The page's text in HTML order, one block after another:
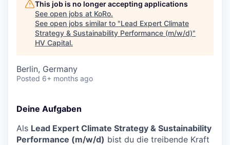
This job is no longer accepting applications
See open jobs at KoRo.
See open jobs similar to "Lead Expert Climate
Strategy & Sustainability Performance (m/w/d)"
HV Capital.
Berlin, Germany
Posted 6+ months ago
Deine Aufgaben
Als Lead Expert Climate Strategy & Sustainability
Performance (m/w/d) bist du die treibende Kraft